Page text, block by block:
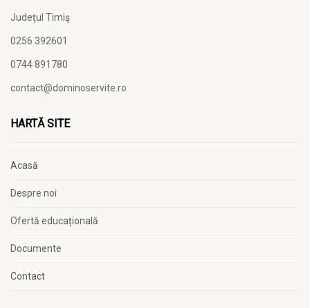
Județul Timiş
0256 392601
0744 891780
contact@dominoservite.ro
HARTĂ SITE
Acasă
Despre noi
Ofertă educațională
Documente
Contact